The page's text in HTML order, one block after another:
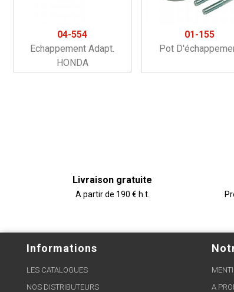
04-554
Echappement Adapt.
HONDA
01-155
Pot
Livraison gratuite
A partir de 190 € h.t.
Informations
LES CATALOGUES
NOS DISTRIBUTEURS
A